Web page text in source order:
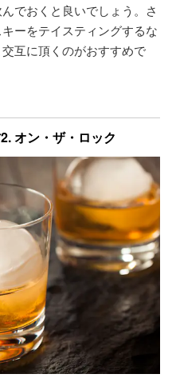
でおくと良いでしょう。さ
ーをテイスティングするな
互に頂くのがおすすめで
オン・ザ・ロック